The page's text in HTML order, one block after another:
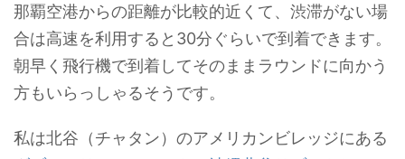
那覇空港からの距離が比較的近くて、渋滞がない場
合は高速を利用すると30分ぐらいで到着できます。
朝早く飛行機で到着してそのままラウンドに向かう
方もいらっしゃるそうです。
私は北谷（チャタン）のアメリカンビレッジにある